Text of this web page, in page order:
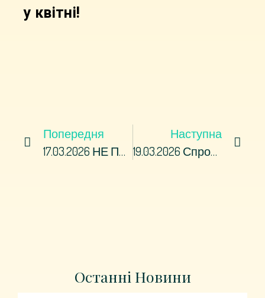
у квітні!
Попередня
17.03.2026 НЕ ПРОПУСТИ!!! 18.03.2026 О 13:00 За Адресою: Павлоград, Вул. Дніпровська, 571 О 13:00за Адресою: Павлоград, Вул. Дніпровська, 571
Наступна
19.03.2026 Спробувати Професію На Практиці: У ЗДПЛ Відбувся День Відкритих Дверей!
Останні Новини